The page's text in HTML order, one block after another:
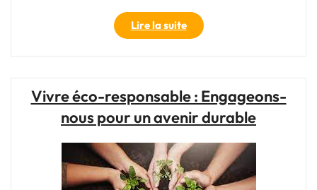
Lire la suite"Vivre
de
manière
Un
engagement
un
avenir
durable"
Vivre éco-responsable : Engageons-
nous pour un avenir durable